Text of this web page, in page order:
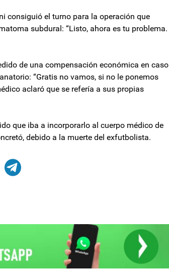
consiguió el turno para la operación que
subdural: “Listo, ahora es tu problema.
de una compensación económica en caso
“Gratis no vamos, si no le ponemos
aclaró que se refería a sus propias
que iba a incorporarlo al cuerpo médico de
debido a la muerte del exfutbolista.